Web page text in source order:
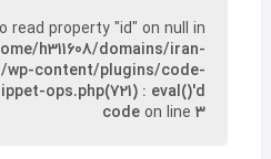
read property "id" on null in
h311608/domains/iran-
wp-content/plugins/code-
ops.php(721) : eval()'d
code on line۳